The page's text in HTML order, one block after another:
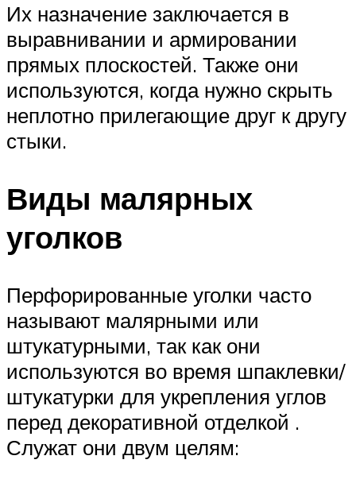
Их назначение заключается в
выравнивании и армировании
прямых плоскостей. Также они
используются, когда нужно скрыть
неплотно прилегающие друг к другу
стыки.
Виды малярных
уголков
Перфорированные уголки часто
называют малярными или
штукатурными, так как они
используются во время шпаклевки/
штукатурки для укрепления углов
перед декоративной отделкой .
Служат они двум целям: